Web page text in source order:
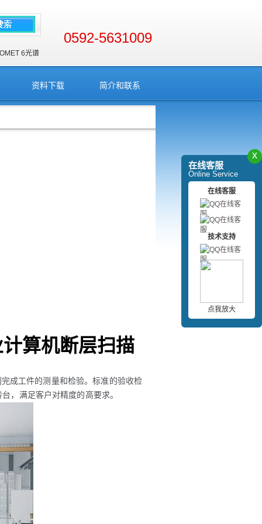
6光谱
0592-5631009
资料下载 简介和联系
算机断层扫描
成工件的测量和检验。标准的验收检
，满足客户对精度的高要求。
在线客服
Online Service
x
在线客服
技术支持
点我放大